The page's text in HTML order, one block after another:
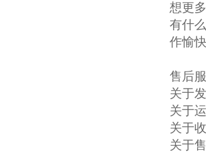
想更
有什
作愉
售后
关于
关于
关于
关于